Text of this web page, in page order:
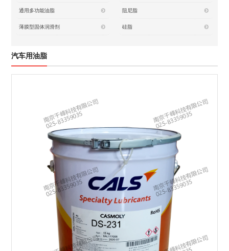
通用多功能油脂 阻尼脂
薄膜型固体润滑剂 硅脂
汽车用油脂